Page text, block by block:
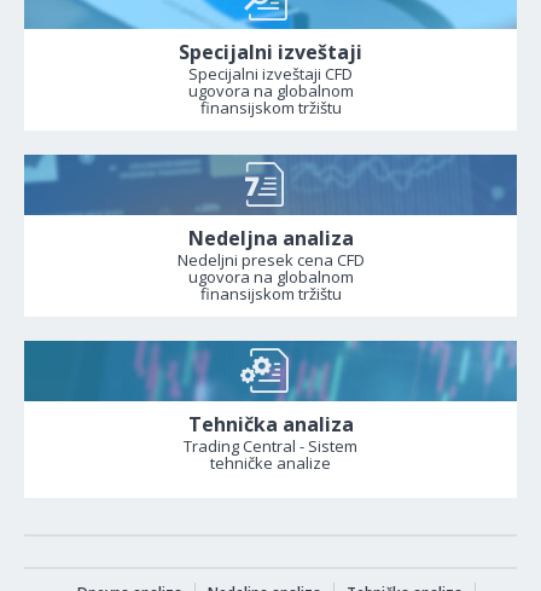
Specijalni izveštaji
Specijalni izveštaji CFD
ugovora na globalnom
finansijskom tržištu
Nedeljna analiza
Nedeljni presek cena CFD
ugovora na globalnom
finansijskom tržištu
Tehnička analiza
Trading Central - Sistem
tehničke analize